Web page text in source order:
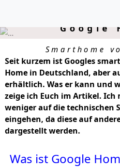
Google
Smarthome
Seit kurzem ist Googles
Home in Deutschland, aber
erhältlich. Was er kann und
zeige ich Euch im Artikel. Ich
weniger auf die technischen
eingehen, da diese auf
dargestellt werden.
Was ist Google